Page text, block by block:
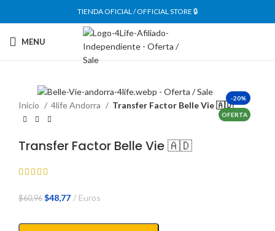
TIENDA OFICIAL / OFFICIAL STORE 🔒
MENU
-20%
OFERTA
Inicio 4life Andorra Transfer Factor Belle Vie 🇦🇩
Transfer Factor Belle Vie 🇦🇩
$60,96 El
original
$48,77El
actual
Euros